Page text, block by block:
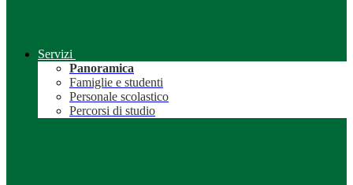
Servizi
Panoramica
Famiglie e studenti
Personale scolastico
Percorsi di studio